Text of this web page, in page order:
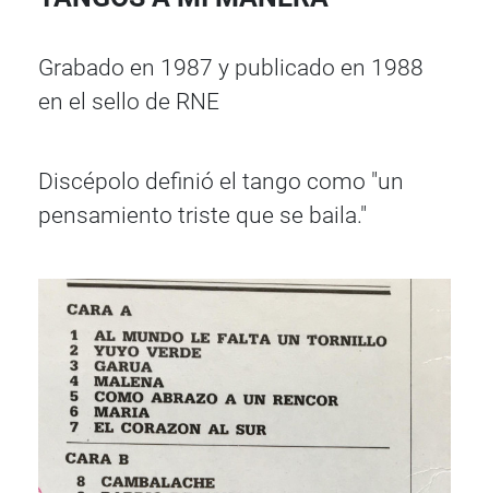
Grabado en 1987 y publicado en 1988
en el sello de RNE
Discépolo definió el tango como "un
pensamiento triste que se baila."